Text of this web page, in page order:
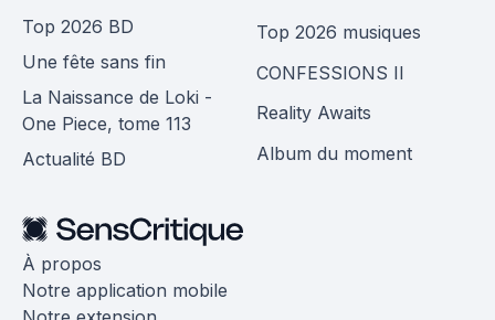
Top 2026 BD
Une fête sans fin
La Naissance de Loki -
One Piece, tome 113
Actualité BD
Top 2026 musiques
CONFESSIONS II
Reality Awaits
Album du moment
À propos
Notre application mobile